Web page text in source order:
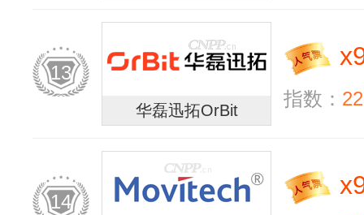
13
华磊迅拓OrBit
x
指数：
14
x